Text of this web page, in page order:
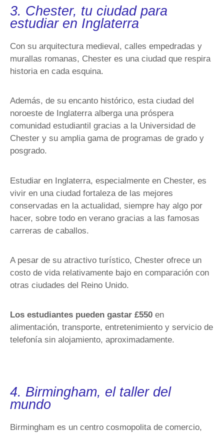
3. Chester, tu ciudad para
estudiar en Inglaterra
Con su arquitectura medieval, calles empedradas y
murallas romanas, Chester es una ciudad que respira
historia en cada esquina.
Además, de su encanto histórico, esta ciudad del
noroeste de Inglaterra alberga una próspera
comunidad estudiantil gracias a la Universidad de
Chester y su amplia gama de programas de grado y
posgrado.
Estudiar en Inglaterra, especialmente en Chester, es
vivir en una ciudad fortaleza de las mejores
conservadas en la actualidad, siempre hay algo por
hacer, sobre todo en verano gracias a las famosas
carreras de caballos.
A pesar de su atractivo turístico, Chester ofrece un
costo de vida relativamente bajo en comparación con
otras ciudades del Reino Unido.
Los estudiantes pueden gastar £550 en
alimentación, transporte, entretenimiento y servicio de
telefonía sin alojamiento, aproximadamente.
4. Birmingham, el taller del
mundo
Birmingham es un centro cosmopolita de comercio,